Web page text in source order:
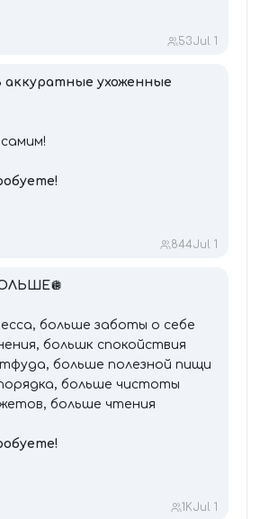
53Jul 1
аккуратные ухоженные
самим!
844Jul 1
🪩
больше заботы о себе
большк спокойствия
больше полезной пищи
больше чистоты
больше чтения
1KJul 1